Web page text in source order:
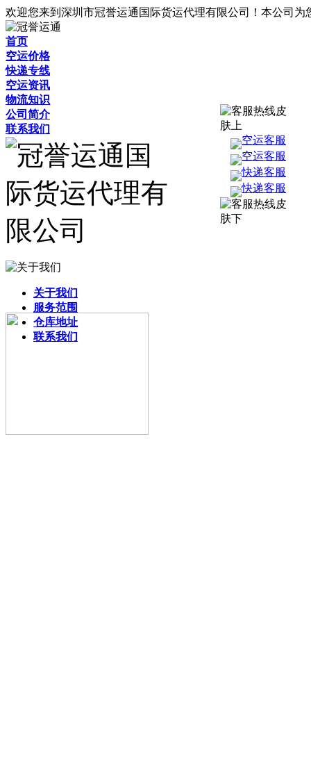
欢迎您来到深圳市冠誉运通国际货运代理有限公司！本公司
首页
空运价格
快递专线
空运资讯
物流知识
公司简介
联系我们
关于我们
服务范围
仓库地址
联系我们
空运客服
空运客服
快递客服
快递客服